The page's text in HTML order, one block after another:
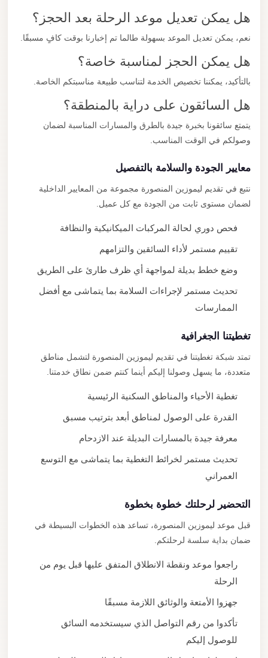
هل يمكن تعديل موعد الرحلة بعد الحجز؟
نعم، يمكن تعديل الموعد بسهولة طالما تم إخبارنا بوقت كافٍ مسبقًا.
هل يمكن الحجز لمناسبة خاصة؟
بالتأكيد، يمكننا تخصيص الخدمة لتناسب طبيعة مناسبتكم الخاصة.
هل السائقون على دراية بالمنطقة؟
يتمتع سائقونا بخبرة جيدة بالطرق والمسارات المناسبة لضمان
وصولكم في الوقت المناسب.
معايير الجودة والسلامة بالتفصيل
نتبع في تقديم ليموزين المنصورة مجموعة من المعايير الداخلية
لضمان مستوى ثابت من الجودة مع كل عميل.
فحص دوري لحالة المركبات الميكانيكية والنظافة
تقييم مستمر لأداء السائقين والتزامهم
وضع خطط بديلة لمواجهة أي ظرف طارئ على الطريق
تحديث مستمر لإجراءات السلامة بما يتماشى مع أفضل
الممارسات
تغطيتنا الجغرافية
تمتد شبكة تغطيتنا في تقديم ليموزين المنصورة لتشمل مناطق
متعددة، ما يسهل وصولنا إليكم أينما كنتم ضمن نطاق خدمتنا.
تغطية الأحياء والمناطق السكنية الرئيسية
القدرة على الوصول لمناطق أبعد بترتيب مسبق
معرفة جيدة بالمسارات البديلة عند الازدحام
تحديث مستمر لخرائط التغطية بما يتماشى مع التوسع
العمراني
التحضير لرحلتك خطوة بخطوة
قبل موعد ليموزين المنصورة، تساعد هذه الخطوات البسيطة في
ضمان بداية سلسة لرحلتكم.
راجعوا موعد ونقطة الانطلاق المتفق عليها قبل يوم من
الرحلة
جهزوا الأمتعة والوثائق اللازمة مسبقًا
تأكدوا من رقم التواصل الذي سيستخدمه السائق
للوصول إليكم